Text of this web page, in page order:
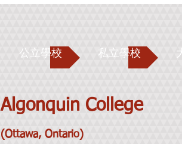
公立學校 私立學校
Algonquin College
(Ottawa, Ontario)